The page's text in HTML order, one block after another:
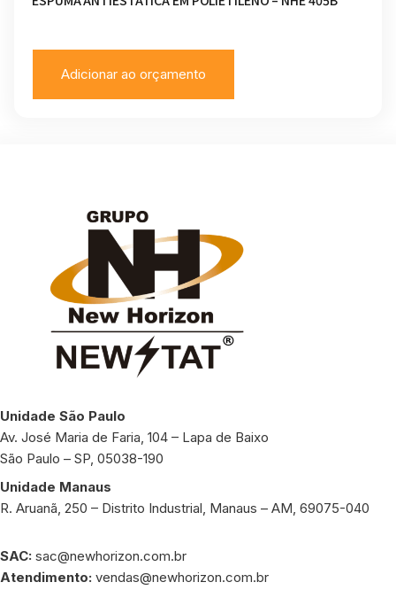
Adicionar ao orçamento
Unidade São Paulo
Av. José Maria de Faria, 104 – Lapa de Baixo
São Paulo – SP, 05038-190
Unidade Manaus
R. Aruanã, 250 – Distrito Industrial, Manaus – AM, 69075-040
SAC: sac@newhorizon.com.br
Atendimento: vendas@newhorizon.com.br